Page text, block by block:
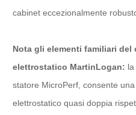
cabinet eccezionalmente
Nota gli elementi familiari
elettrostatico MartinLogan:
statore MicroPerf, consente
elettrostatico quasi doppia